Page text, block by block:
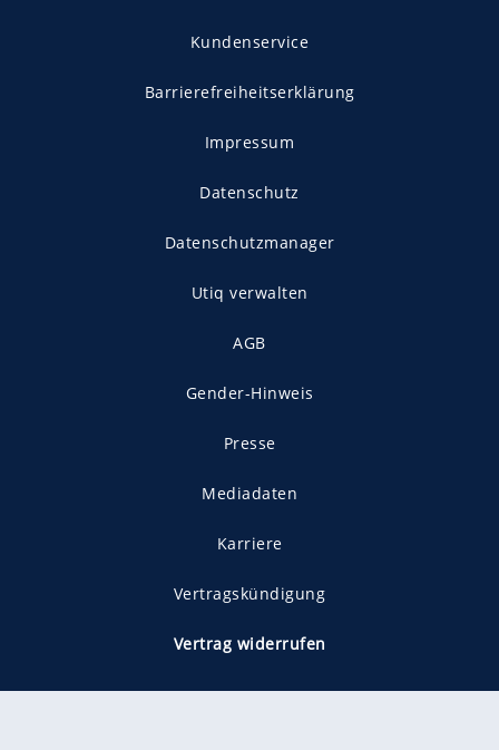
Kundenservice
Barrierefreiheitserklärung
Impressum
Datenschutz
Datenschutzmanager
Utiq verwalten
AGB
Gender-Hinweis
Presse
Mediadaten
Karriere
Vertragskündigung
Vertrag widerrufen